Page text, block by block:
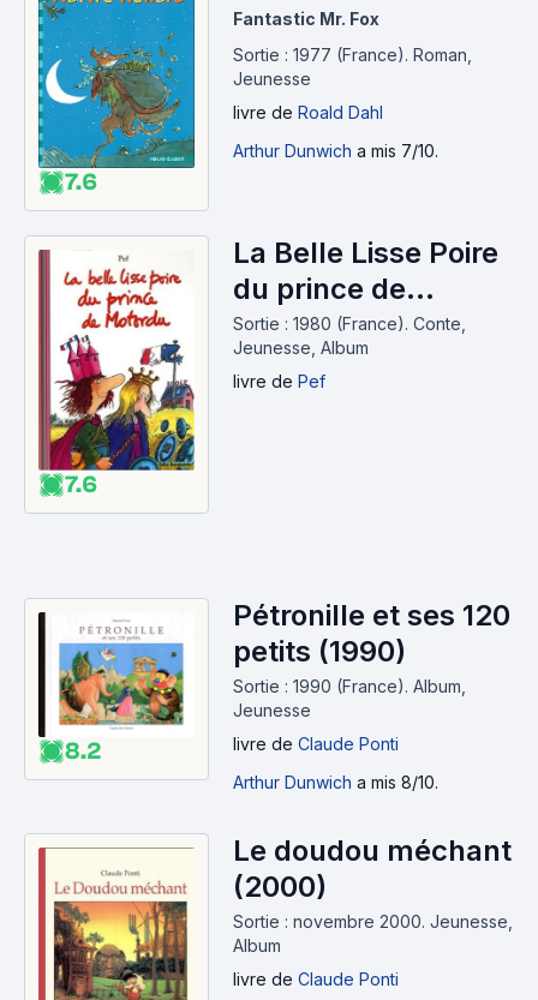
7.6
Fantastic Mr. Fox
Sortie : 1977 (France). Roman,
Jeunesse
livre de Roald Dahl
Arthur Dunwich a mis 7/10.
7.6
La Belle Lisse Poire
du prince de
Motordu (1980)
Sortie : 1980 (France). Conte,
Jeunesse, Album
livre de Pef
8.2
Pétronille et ses 120
petits (1990)
Sortie : 1990 (France). Album,
Jeunesse
livre de Claude Ponti
Arthur Dunwich a mis 8/10.
Le doudou méchant
(2000)
Sortie : novembre 2000. Jeunesse,
Album
livre de Claude Ponti